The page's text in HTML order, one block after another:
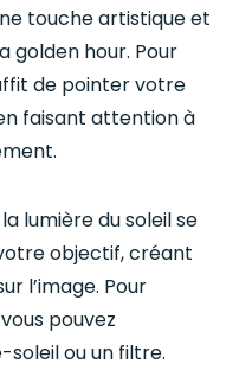
touche artistique et
golden hour. Pour
de pointer votre
faisant attention à
lumière du soleil se
objectif, créant
l’image. Pour
pouvez
ou un filtre.